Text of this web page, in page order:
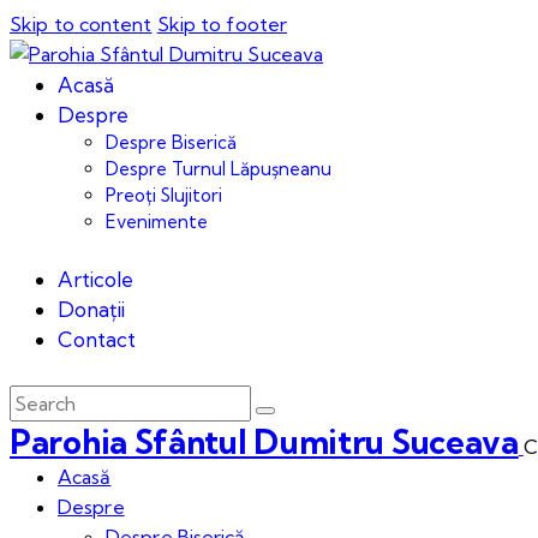
Skip to content Skip to footer
Acasă
Despre
Despre Biserică
Despre Turnul Lăpușneanu
Preoți Slujitori
Evenimente
Articole
Donații
Contact
Parohia Sfântul Dumitru Suceava
Acasă
Despre